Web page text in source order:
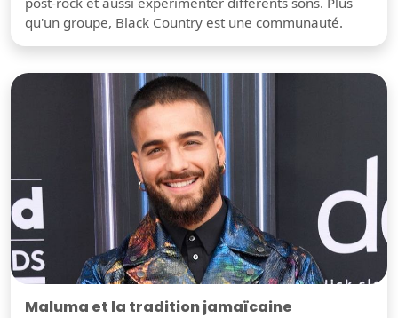
qu'un groupe, Black Country est une communauté.
Maluma et la tradition jamaïcaine